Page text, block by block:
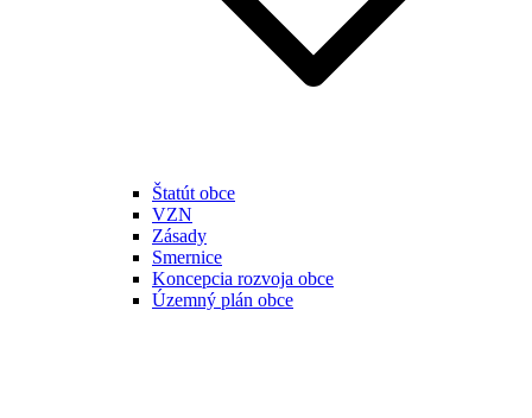
Štatút obce
VZN
Zásady
Smernice
Koncepcia rozvoja obce
Územný plán obce